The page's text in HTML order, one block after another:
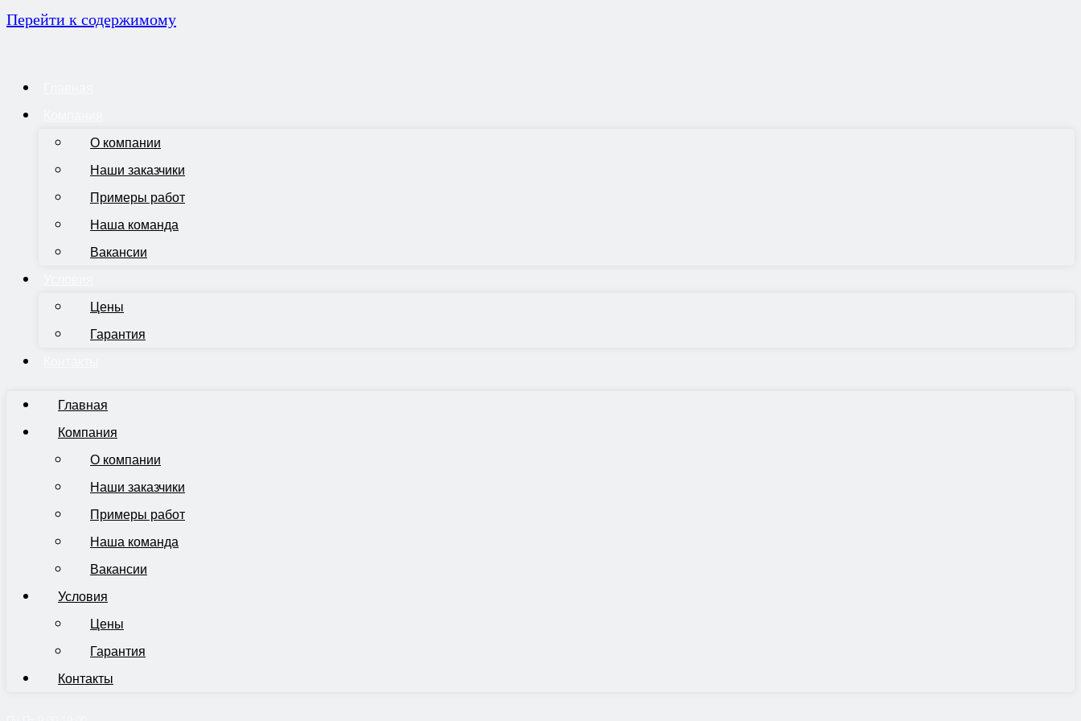
Перейти к содержимому
О компании
Наши заказчики
Примеры работ
Наша команда
Вакансии
Цены
Гарантия
Главная
Компания
О компании
Наши заказчики
Примеры работ
Наша команда
Вакансии
Условия
Цены
Гарантия
Контакты